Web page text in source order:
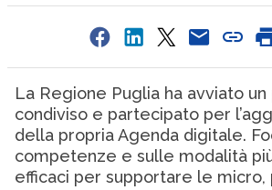
La Regione Puglia ha avviato
condiviso e partecipato per
della propria Agenda digitale.
competenze e sulle modalità
efficaci per supportare le micro,